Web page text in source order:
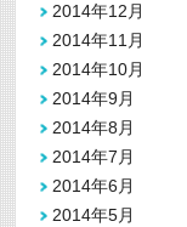
2014年12月
2014年11月
2014年10月
2014年9月
2014年8月
2014年7月
2014年6月
2014年5月